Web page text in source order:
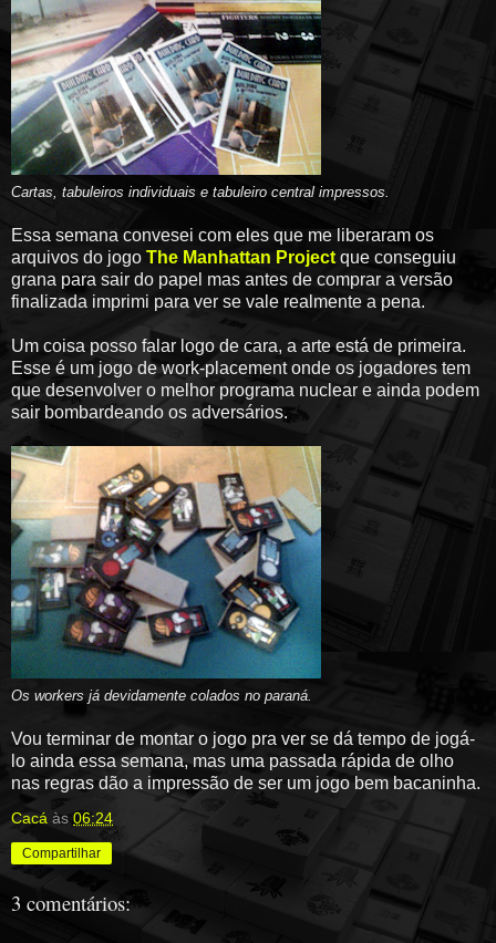
Cartas, tabuleiros individuais e tabuleiro central impressos.
Essa semana convesei com eles que me liberaram os
arquivos do jogo The Manhattan Project que conseguiu
grana para sair do papel mas antes de comprar a versão
finalizada imprimi para ver se vale realmente a pena.
Um coisa posso falar logo de cara, a arte está de primeira.
Esse é um jogo de work-placement onde os jogadores tem
que desenvolver o melhor programa nuclear e ainda podem
sair bombardeando os adversários.
Os workers já devidamente colados no paraná.
Vou terminar de montar o jogo pra ver se dá tempo de jogá-
lo ainda essa semana, mas uma passada rápida de olho
nas regras dão a impressão de ser um jogo bem bacaninha.
Cacá às 06:24
Compartilhar
3 comentários: